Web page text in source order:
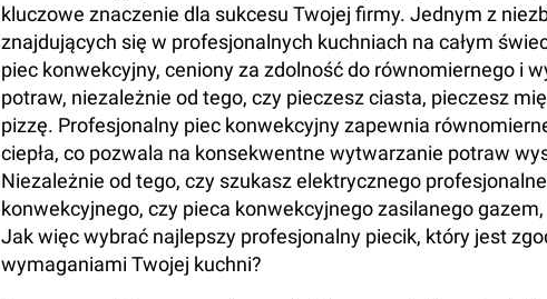
kluczowe znaczenie dla sukcesu Twojej firmy. Jednym z
znajdujących się w profesjonalnych kuchniach na całym
piec konwekcyjny, ceniony za zdolność do równomiernego i
potraw, niezależnie od tego, czy pieczesz ciasta, pieczesz
pizzę. Profesjonalny piec konwekcyjny zapewnia
ciepła, co pozwala na konsekwentne wytwarzanie potraw
Niezależnie od tego, czy szukasz elektrycznego
konwekcyjnego, czy pieca konwekcyjnego zasilanego
Jak więc wybrać najlepszy profesjonalny piecik, który jest
wymaganiami Twojej kuchni?